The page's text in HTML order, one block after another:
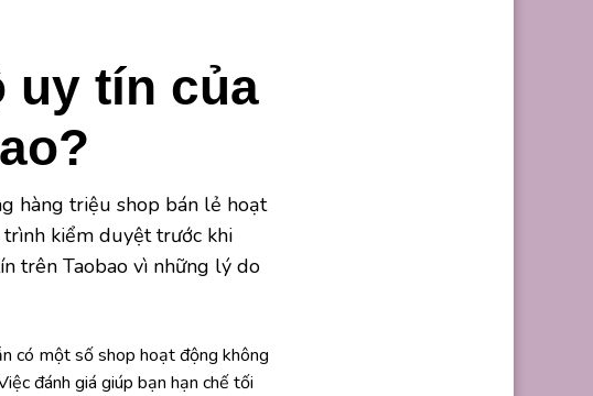
uy tín của
hàng triệu shop bán lẻ hoạt
kiểm duyệt trước khi
trên Taobao vì những lý do
có một số shop hoạt động không
đánh giá giúp bạn hạn chế tối